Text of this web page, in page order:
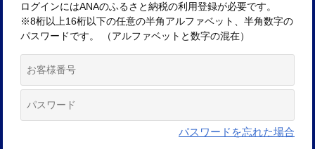
ログインにはANAのふるさと納税の利用登録が必要です。
※8桁以上16桁以下の任意の半角アルファベット、半角数字の
パスワードです。 （アルファベットと数字の混在）
パスワードを忘れた場合